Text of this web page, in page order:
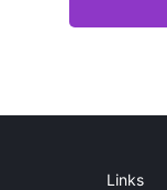
Links